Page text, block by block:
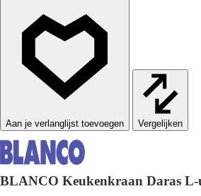
Vergelijken
BLANCO Keukenkraan Daras